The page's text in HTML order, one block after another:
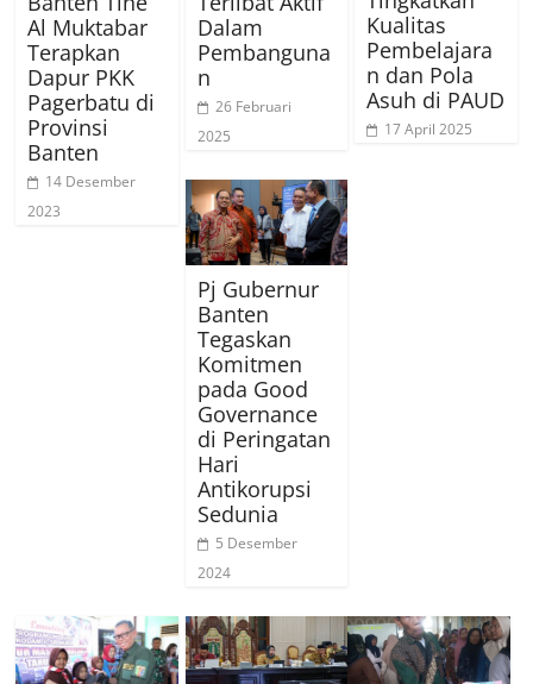
Al Muktabar
Terapkan
Dapur PKK
Pagerbatu di
Provinsi
Banten
14 Desember
2023
Dalam
Pembanguna
n
26 Februari
2025
Kualitas
Pembelajara
n dan Pola
Asuh di PAUD
17 April 2025
Pj Gubernur
Banten
Tegaskan
Komitmen
pada Good
Governance
di Peringatan
Hari
Antikorupsi
Sedunia
5 Desember
2024